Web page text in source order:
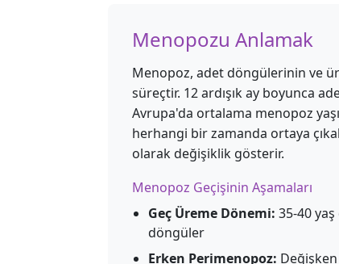
Menopozu Anlamak
Menopoz, adet döngülerinin ve
süreçtir. 12 ardışık ay boyunca
Avrupa'da ortalama menopoz
herhangi bir zamanda ortaya
olarak değişiklik gösterir.
Menopoz Geçişinin Aşamaları
Geç Üreme Dönemi: 35-40
döngüler
Erken Perimenopoz: